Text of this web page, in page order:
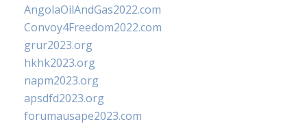
AngolaOilAndGas2022.com
Convoy4Freedom2022.com
grur2023.org
hkhk2023.org
napm2023.org
apsdfd2023.org
forumausape2023.com